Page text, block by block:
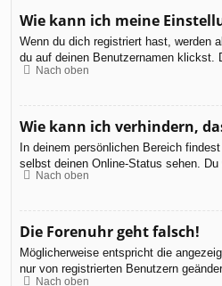
Wie kann ich meine
Wenn du dich registriert hast, werden
du auf deinen Benutzernamen klickst.
Nach oben
Wie kann ich verhindern,
In deinem persönlichen Bereich
selbst deinen Online-Status sehen.
Nach oben
Die Forenuhr geht falsch!
Möglicherweise entspricht die
nur von registrierten Benutzern
Nach oben